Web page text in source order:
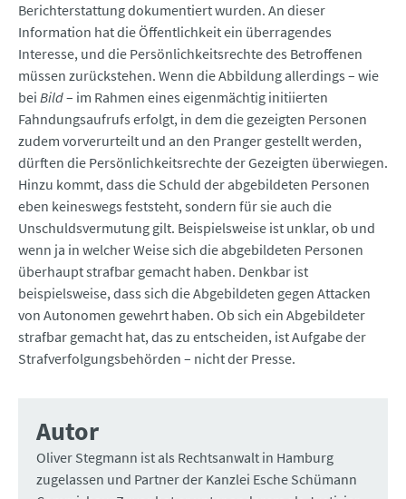
Berichterstattung dokumentiert wurden. An dieser
Information hat die Öffentlichkeit ein überragendes
Interesse, und die Persönlichkeitsrechte des Betroffenen
müssen zurückstehen. Wenn die Abbildung allerdings – wie
bei Bild– im Rahmen eines eigenmächtig initiierten
Fahndungsaufrufs erfolgt, in dem die gezeigten Personen
zudem vorverurteilt und an den Pranger gestellt werden,
dürften die Persönlichkeitsrechte der Gezeigten überwiegen.
Hinzu kommt, dass die Schuld der abgebildeten Personen
eben keineswegs feststeht, sondern für sie auch die
Unschuldsvermutung gilt. Beispielsweise ist unklar, ob und
wenn ja in welcher Weise sich die abgebildeten Personen
überhaupt strafbar gemacht haben. Denkbar ist
beispielsweise, dass sich die Abgebildeten gegen Attacken
von Autonomen gewehrt haben. Ob sich ein Abgebildeter
strafbar gemacht hat, das zu entscheiden, ist Aufgabe der
Strafverfolgungsbehörden – nicht der Presse.
Autor
Oliver Stegmann ist als Rechtsanwalt in Hamburg
zugelassen und Partner der Kanzlei Esche Schümann